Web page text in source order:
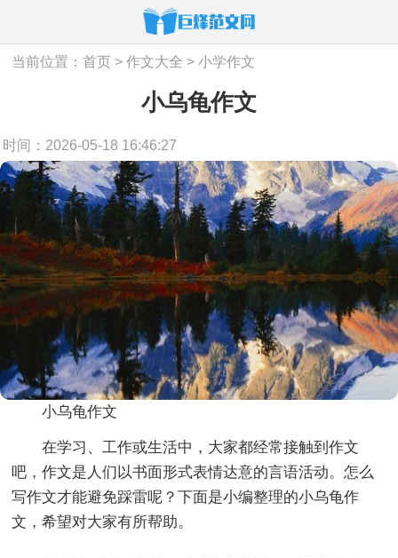
当前位置：首页 >作文大全 >小学作文
小乌龟作文
时间：2026-05-18 16:46:27
小乌龟作文
在学习、工作或生活中，大家都经常接触到作文
吧，作文是人们以书面形式表情达意的言语活动。怎么
写作文才能避免踩雷呢？下面是小编整理的小乌龟作
文，希望对大家有所帮助。